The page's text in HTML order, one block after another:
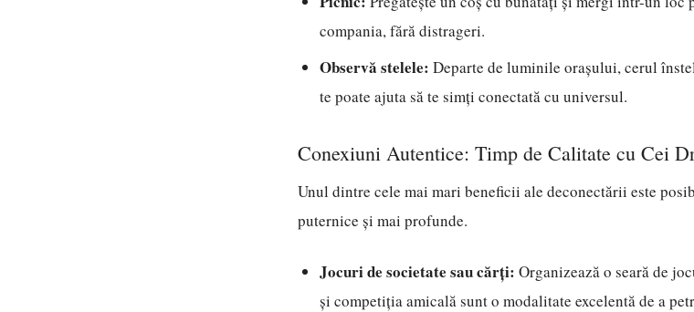
compania, fără distrageri.
Observă stelele: Departe de luminile orașului, cerul
te poate ajuta să te simți conectată cu universul.
Conexiuni Autentice: Timp de Calitate cu Cei
Unul dintre cele mai mari beneficii ale deconectării este
puternice și mai profunde.
Jocuri de societate sau cărți: Organizează o seară de
și competiția amicală sunt o modalitate excelentă de a